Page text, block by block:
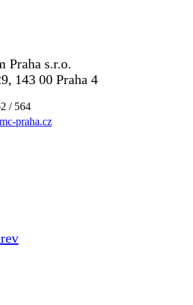
Praha s.r.o.
143 00 Praha 4
/ 564
praha.cz